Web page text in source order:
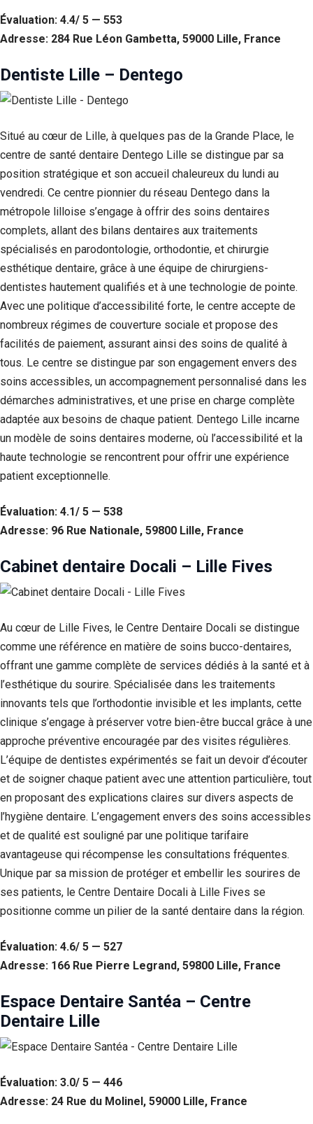
Évaluation: 4.4/ 5 — 553
Adresse: 284 Rue Léon Gambetta, 59000 Lille, France
Dentiste Lille – Dentego
Situé au cœur de Lille, à quelques pas de la Grande Place, le
centre de santé dentaire Dentego Lille se distingue par sa
position stratégique et son accueil chaleureux du lundi au
vendredi. Ce centre pionnier du réseau Dentego dans la
métropole lilloise s’engage à offrir des soins dentaires
complets, allant des bilans dentaires aux traitements
spécialisés en parodontologie, orthodontie, et chirurgie
esthétique dentaire, grâce à une équipe de chirurgiens-
dentistes hautement qualifiés et à une technologie de pointe.
Avec une politique d’accessibilité forte, le centre accepte de
nombreux régimes de couverture sociale et propose des
facilités de paiement, assurant ainsi des soins de qualité à
tous. Le centre se distingue par son engagement envers des
soins accessibles, un accompagnement personnalisé dans les
démarches administratives, et une prise en charge complète
adaptée aux besoins de chaque patient. Dentego Lille incarne
un modèle de soins dentaires moderne, où l’accessibilité et la
haute technologie se rencontrent pour offrir une expérience
patient exceptionnelle.
Évaluation: 4.1/ 5 — 538
Adresse: 96 Rue Nationale, 59800 Lille, France
Cabinet dentaire Docali – Lille Fives
Au cœur de Lille Fives, le Centre Dentaire Docali se distingue
comme une référence en matière de soins bucco-dentaires,
offrant une gamme complète de services dédiés à la santé et à
l’esthétique du sourire. Spécialisée dans les traitements
innovants tels que l’orthodontie invisible et les implants, cette
clinique s’engage à préserver votre bien-être buccal grâce à une
approche préventive encouragée par des visites régulières.
L’équipe de dentistes expérimentés se fait un devoir d’écouter
et de soigner chaque patient avec une attention particulière, tout
en proposant des explications claires sur divers aspects de
l’hygiène dentaire. L’engagement envers des soins accessibles
et de qualité est souligné par une politique tarifaire
avantageuse qui récompense les consultations fréquentes.
Unique par sa mission de protéger et embellir les sourires de
ses patients, le Centre Dentaire Docali à Lille Fives se
positionne comme un pilier de la santé dentaire dans la région.
Évaluation: 4.6/ 5 — 527
Adresse: 166 Rue Pierre Legrand, 59800 Lille, France
Espace Dentaire Santéa – Centre
Dentaire Lille
Évaluation: 3.0/ 5 — 446
Adresse: 24 Rue du Molinel, 59000 Lille, France
Statistiques
Afin que
améliorer la
et la structure
en fonction
de la façon
dont le site
Web est
Experience
Afin que notre
site Web
fonctionne
aussi bien que
de votre visite.
Si vous
refusez ces
cookies,
certaines
fonctionnalités
du site Web.
Marketing
En partageant
votre intérêt et
lorsque vous
visitez notre
augmentez les
chances de
contenu et des
personnalisés.